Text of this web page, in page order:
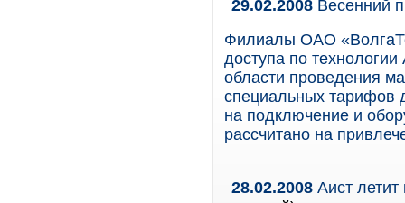
29.02.2008 Весенний
Филиалы ОАО
доступа по
области проведения
специальных тарифов
на подключение и
рассчитано на
28.02.2008 Аист